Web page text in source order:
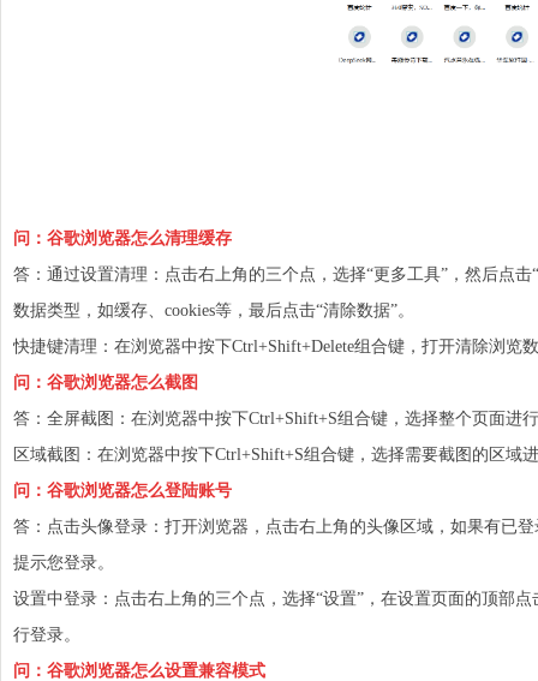
问：谷歌浏览器怎么清理缓存
答：通过设置清理：点击右上角的三个点，选择“更多工具”，然后点
数据类型，如缓存、cookies等，最后点击“清除数据”。
快捷键清理：在浏览器中按下Ctrl+Shift+Delete组合键，打开清除浏览
问：谷歌浏览器怎么截图
答：全屏截图：在浏览器中按下Ctrl+Shift+S组合键，选择整个页面进行
区域截图：在浏览器中按下Ctrl+Shift+S组合键，选择需要截图的区域
问：谷歌浏览器怎么登陆账号
答：点击头像登录：打开浏览器，点击右上角的头像区域，如果有已
提示您登录。
设置中登录：点击右上角的三个点，选择“设置”，在设置页面的顶部
行登录。
问：谷歌浏览器怎么设置兼容模式